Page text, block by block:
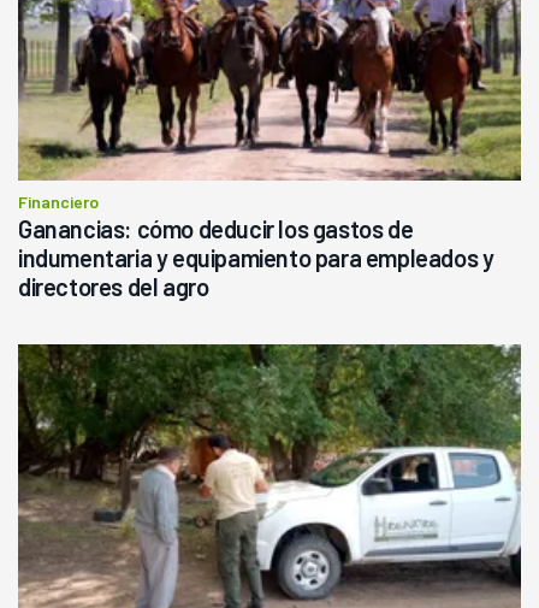
Financiero
Ganancias: cómo deducir los gastos de
indumentaria y equipamiento para empleados y
directores del agro